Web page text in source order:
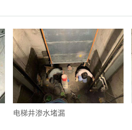
电梯井渗水堵漏